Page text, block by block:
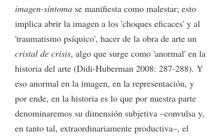
imagen-síntoma se manifiesta como malestar; esto
implica abrir la imagen a los 'choques eficaces' y al
'traumatismo psíquico', hacer de la obra de arte un
cristal de crisis, algo que surge como 'anormal' en la
historia del arte (Didi-Huberman 2008: 287-288). Y
eso anormal en la imagen, en la representación, y
por ende, en la historia es lo que por nuestra parte
denominaremos su dimensión subjetiva –convulsa y,
en tanto tal, extraordinariamente productiva–, el